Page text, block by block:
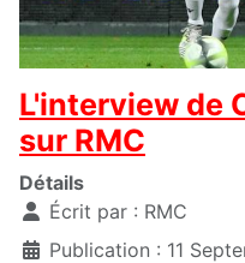
L'interview de
sur RMC
Détails
Écrit par : RMC
Publication : 11